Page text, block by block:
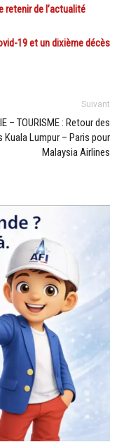
retenir de l’actualité
19 et un dixième décès
Suivant
– TOURISME : Retour des
Kuala Lumpur – Paris pour
Malaysia Airlines